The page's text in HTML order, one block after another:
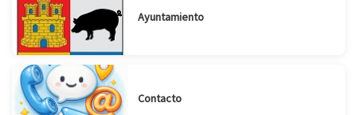
Ayuntamiento
Contacto